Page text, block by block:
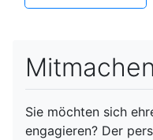
Sie möchten sich
engagieren? Der